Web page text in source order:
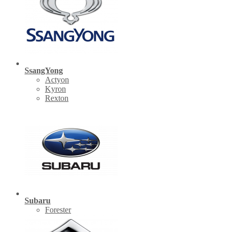
SsangYong
Actyon
Kyron
Rexton
Subaru
Forester